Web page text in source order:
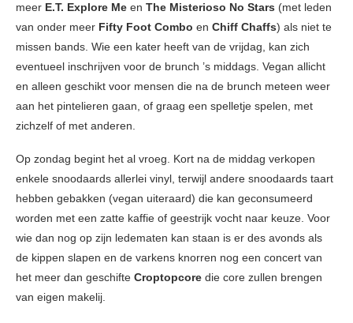
meer E.T. Explore Me en The Misterioso No Stars (met leden
van onder meer Fifty Foot Combo en Chiff Chaffs) als niet te
missen bands. Wie een kater heeft van de vrijdag, kan zich
eventueel inschrijven voor de brunch ’s middags. Vegan allicht
en alleen geschikt voor mensen die na de brunch meteen weer
aan het pintelieren gaan, of graag een spelletje spelen, met
zichzelf of met anderen.
Op zondag begint het al vroeg. Kort na de middag verkopen
enkele snoodaards allerlei vinyl, terwijl andere snoodaards taart
hebben gebakken (vegan uiteraard) die kan geconsumeerd
worden met een zatte kaffie of geestrijk vocht naar keuze. Voor
wie dan nog op zijn ledematen kan staan is er des avonds als
de kippen slapen en de varkens knorren nog een concert van
het meer dan geschifte Croptopcore die core zullen brengen
van eigen makelij.